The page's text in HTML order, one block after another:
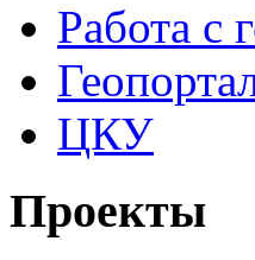
Работа с
ЦКУ
Проекты